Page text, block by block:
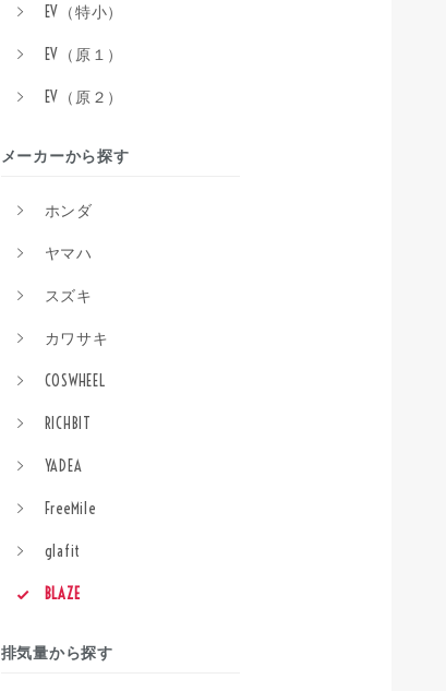
EV（特小）
EV（原１）
EV（原２）
メーカーから探す
ホンダ
ヤマハ
スズキ
カワサキ
COSWHEEL
RICHBIT
YADEA
FreeMile
glafit
BLAZE
排気量から探す